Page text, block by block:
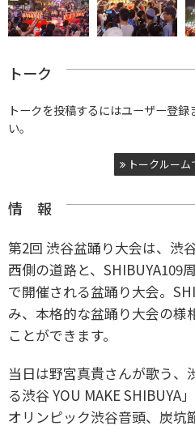
トーク
トークを投稿するにはユーザー登
い。
トークルーム
情 報
第2回 渋谷盆踊り大会は、渋
西側の道路と、SHIBUYA109
で開催される盆踊り大会。
み、本格的な盆踊り大会の様
ことができます。
当日は野宮真貴さんが歌う、
る渋谷 YOU MAKE SHIBUYA
オリンピック渋谷音頭、炭坑